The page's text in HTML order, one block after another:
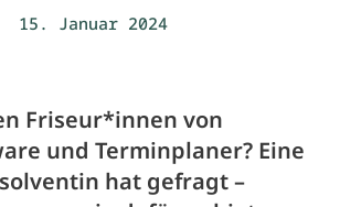
15. Januar 2024
Friseur*innen von
und Terminplaner? Eine
hat gefragt –